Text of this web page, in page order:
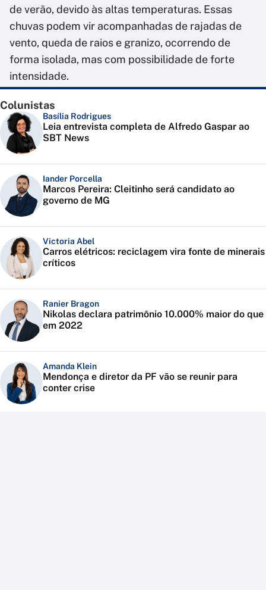
de verão, devido às altas temperaturas. Essas
chuvas podem vir acompanhadas de rajadas de
vento, queda de raios e granizo, ocorrendo de
forma isolada, mas com possibilidade de forte
intensidade.
Colunistas
Basília Rodrigues
Leia entrevista completa de Alfredo Gaspar ao
SBT News
Iander Porcella
Marcos Pereira: Cleitinho será candidato ao
governo de MG
Victoria Abel
Carros elétricos: reciclagem vira fonte de minerais
críticos
Ranier Bragon
Nikolas declara patrimônio 10.000% maior do que
em 2022
Amanda Klein
Mendonça e diretor da PF vão se reunir para
conter crise